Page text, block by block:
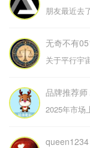
朋友最近去
无奇不有
关于平行宇
品牌推荐
2025年市场